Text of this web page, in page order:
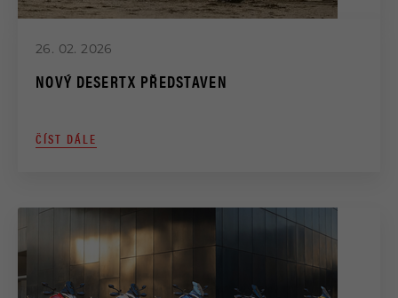
26. 02. 2026
NOVÝ DESERTX PŘEDSTAVEN
ČÍST DÁLE